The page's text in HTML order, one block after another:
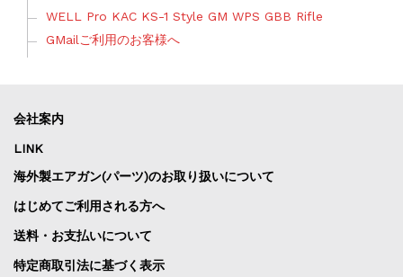
WELL Pro KAC KS-1 Style GM WPS GBB Rifle
GMailご利用のお客様へ
会社案内
LINK
海外製エアガン(パーツ)のお取り扱いについて
はじめてご利用される方へ
送料・お支払いについて
特定商取引法に基づく表示